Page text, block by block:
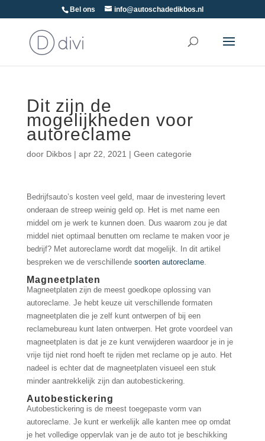
Bel ons info@autoschadedikbos.nl
Dit zijn de
mogelijkheden voor
autoreclame
door Dikbos| apr 22, 2021 | Geen categorie
Bedrijfsauto’s kosten veel geld, maar de investering levert
onderaan de streep weinig geld op. Het is met name een
middel om je werk te kunnen doen. Dus waarom zou je dat
middel niet optimaal benutten om reclame te maken voor je
bedrijf? Met autoreclame wordt dat mogelijk. In dit artikel
bespreken we de verschillendesoorten autoreclame.
Magneetplaten
Magneetplaten zijn de meest goedkope oplossing van
autoreclame. Je hebt keuze uit verschillende formaten
magneetplaten die je zelf kunt ontwerpen of bij een
reclamebureau kunt laten ontwerpen. Het grote voordeel van
magneetplaten is dat je ze kunt verwijderen waardoor je in je
vrije tijd niet rond hoeft te rijden met reclame op je auto. Het
nadeel is echter dat de magneetplaten visueel een stuk
minder aantrekkelijk zijn dan autobestickering.
Autobestickering
Autobestickering is de meest toegepaste vorm van
autoreclame. Je kunt er werkelijk alle kanten mee op omdat
je het volledige oppervlak van je de auto tot je beschikking